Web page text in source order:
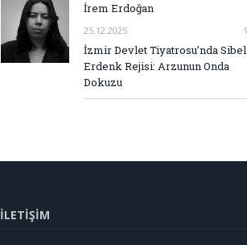
İrem Erdoğan
25.12.2025
İzmir Devlet Tiyatrosu’nda Sibel
Erdenk Rejisi: Arzunun Onda
Dokuzu
İLETİŞİM